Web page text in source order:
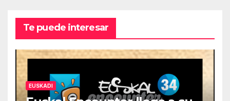
Te puede interesar
EUSKADI